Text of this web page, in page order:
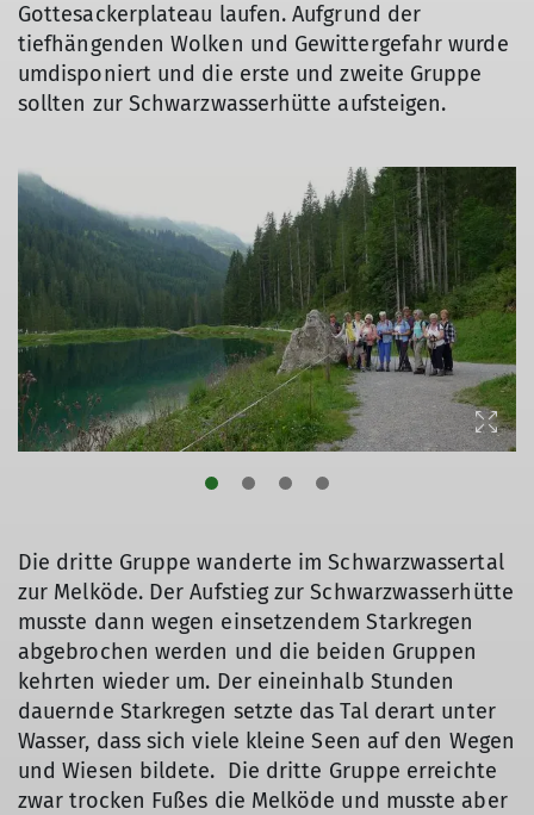
© DAV/Rudi Eiben
Gottesackerplateau laufen. Aufgrund der
tiefhängenden Wolken und Gewittergefahr wurde
umdisponiert und die erste und zweite Gruppe
sollten zur Schwarzwasserhütte aufsteigen.
© DAV/Rudi Eiben
Die dritte Gruppe wanderte im Schwarzwassertal
zur Melköde. Der Aufstieg zur Schwarzwasserhütte
musste dann wegen einsetzendem Starkregen
abgebrochen werden und die beiden Gruppen
kehrten wieder um. Der eineinhalb Stunden
dauernde Starkregen setzte das Tal derart unter
Wasser, dass sich viele kleine Seen auf den Wegen
und Wiesen bildete. Die dritte Gruppe erreichte
zwar trocken Fußes die Melköde und musste aber
© DAV/Rudi Eiben